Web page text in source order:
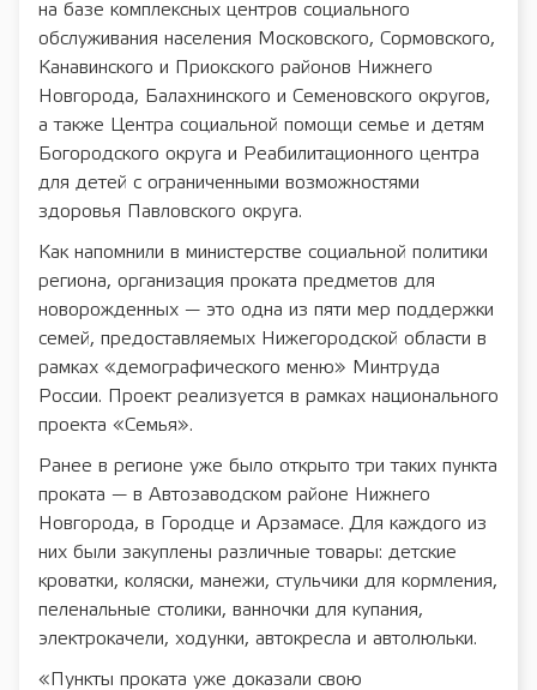
на базе комплексных центров социального
обслуживания населения Московского, Сормовского,
Канавинского и Приокского районов Нижнего
Новгорода, Балахнинского и Семеновского округов,
а также Центра социальной помощи семье и детям
Богородского округа и Реабилитационного центра
для детей с ограниченными возможностями
здоровья Павловского округа.
Как напомнили в министерстве социальной политики
региона, организация проката предметов для
новорожденных — это одна из пяти мер поддержки
семей, предоставляемых Нижегородской области в
рамках «демографического меню» Минтруда
России. Проект реализуется в рамках национального
проекта «Семья».
Ранее в регионе уже было открыто три таких пункта
проката — в Автозаводском районе Нижнего
Новгорода, в Городце и Арзамасе. Для каждого из
них были закуплены различные товары: детские
кроватки, коляски, манежи, стульчики для кормления,
пеленальные столики, ванночки для купания,
электрокачели, ходунки, автокресла и автолюльки.
«Пункты проката уже доказали свою